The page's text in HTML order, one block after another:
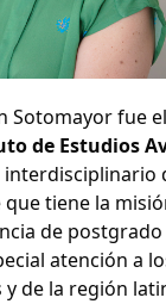
Sotomayor fue
de Estudios
que tiene la
de
atención a
y de la región